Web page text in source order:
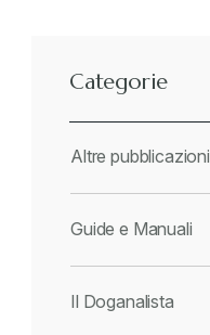
Categorie
Altre pubblicazioni
Guide e Manuali
Il Doganalista